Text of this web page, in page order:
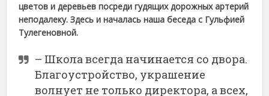
цветов и деревьев посреди гудящих дорожных артерий
неподалеку. Здесь и началась наша беседа с Гульфией
Тулегеновной.
– Школа всегда начинается со двора.
Благоустройство, украшение
волнует не только директора, а всех,